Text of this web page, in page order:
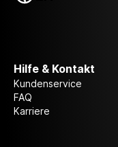
Hilfe & Kontakt
Kundenservice
FAQ
Karriere